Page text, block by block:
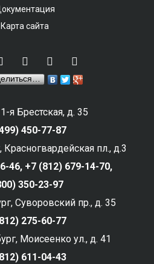
Карта сайта
я Брестская, д. 35
450-77-87
Красногвардейская пл., д.3
46, +7 (812) 679-14-70,
350-23-97
Суворовский пр., д. 35
275-60-77
Моисеенко ул., д. 41
611-04-43